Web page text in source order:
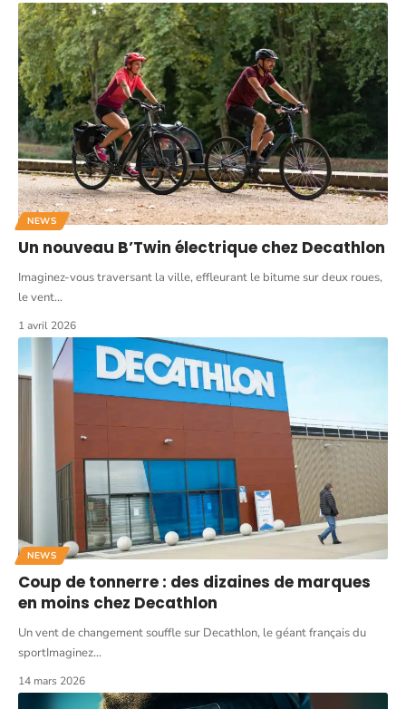
NEWS
Un nouveau B’Twin électrique chez Decathlon
Imaginez-vous traversant la ville, effleurant le bitume sur deux roues,
le vent…
1 avril 2026
NEWS
Coup de tonnerre : des dizaines de marques
en moins chez Decathlon
Un vent de changement souffle sur Decathlon, le géant français du
sportImaginez…
14 mars 2026